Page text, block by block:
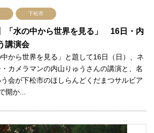
下松市
「水の中から世界を見る」 16日・内
講演会
から世界を見る」と題して16日（日）、ネ
カメラマンの内山りゅうさんの講演と、名
会が下松市のほしらんどくだまつサルビア
開か...